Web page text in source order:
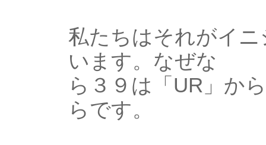
私たちはそれがイ
います。なぜな
ら３９は「UR」か
らです。